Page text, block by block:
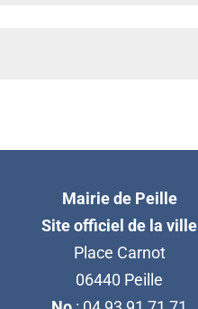
Mairie de Peille
Site officiel de la ville
Place Carnot
06440 Peille